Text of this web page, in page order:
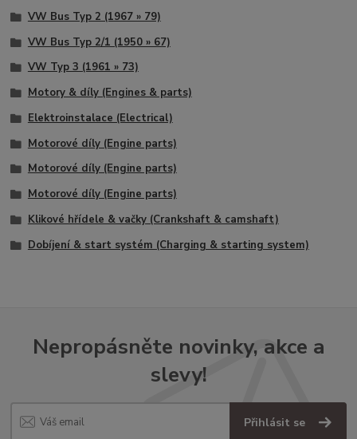
VW Bus Typ 2 (1967 » 79)
VW Bus Typ 2/1 (1950 » 67)
VW Typ 3 (1961 » 73)
Motory & díly (Engines & parts)
Elektroinstalace (Electrical)
Motorové díly (Engine parts)
Motorové díly (Engine parts)
Motorové díly (Engine parts)
Klikové hřídele & vačky (Crankshaft & camshaft)
Dobíjení & start systém (Charging & starting system)
Nepropásněte novinky, akce a
slevy!
Přihlásit se